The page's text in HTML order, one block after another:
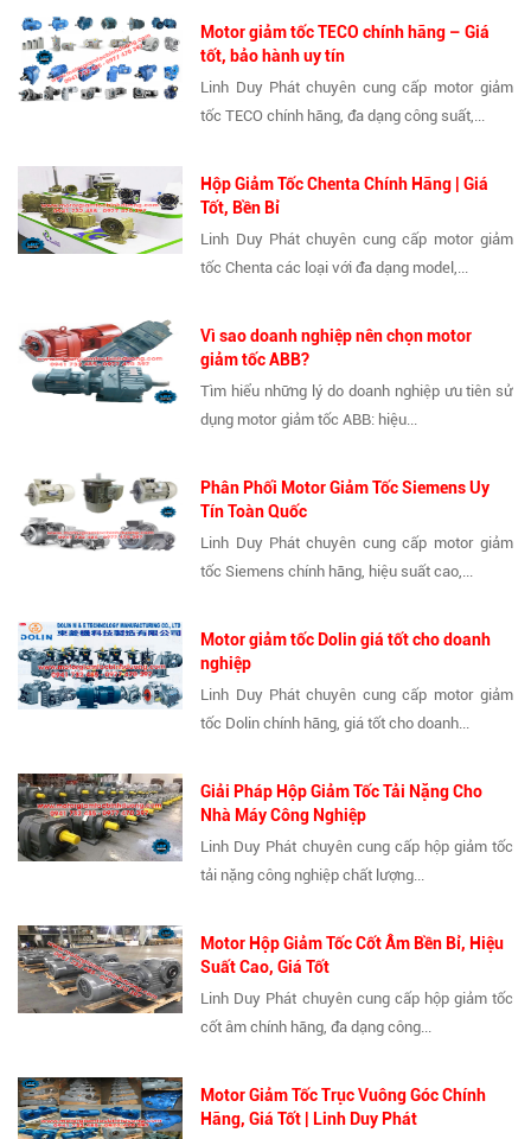
Motor giảm tốc TECO chính hãng – Giá
tốt, bảo hành uy tín
Linh Duy Phát chuyên cung cấp motor giảm
tốc TECO chính hãng, đa dạng công suất,...
Hộp Giảm Tốc Chenta Chính Hãng | Giá
Tốt, Bền Bỉ
Linh Duy Phát chuyên cung cấp motor giảm
tốc Chenta các loại với đa dạng model,...
Vì sao doanh nghiệp nên chọn motor
giảm tốc ABB?
Tìm hiểu những lý do doanh nghiệp ưu tiên sử
dụng motor giảm tốc ABB: hiệu...
Phân Phối Motor Giảm Tốc Siemens Uy
Tín Toàn Quốc
Linh Duy Phát chuyên cung cấp motor giảm
tốc Siemens chính hãng, hiệu suất cao,...
Motor giảm tốc Dolin giá tốt cho doanh
nghiệp
Linh Duy Phát chuyên cung cấp motor giảm
tốc Dolin chính hãng, giá tốt cho doanh...
Giải Pháp Hộp Giảm Tốc Tải Nặng Cho
Nhà Máy Công Nghiệp
Linh Duy Phát chuyên cung cấp hộp giảm tốc
tải nặng công nghiệp chất lượng...
Motor Hộp Giảm Tốc Cốt Âm Bền Bỉ, Hiệu
Suất Cao, Giá Tốt
Linh Duy Phát chuyên cung cấp hộp giảm tốc
cốt âm chính hãng, đa dạng công...
Motor Giảm Tốc Trục Vuông Góc Chính
Hãng, Giá Tốt | Linh Duy Phát